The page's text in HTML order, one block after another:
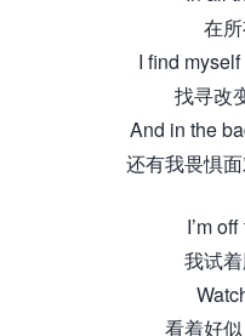
在
I find
找寻改
And in the
还有我畏惧
I’m
我试
看着好